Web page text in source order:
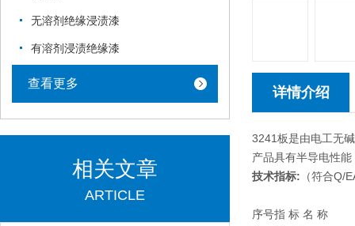
无溶剂绝缘浸渍漆
有溶剂浸渍绝缘漆
查看更多
相关文章
ARTICLE
详情介绍
3241板是由电工无
产品具有半导电性
技术指标: （符合Q/
序号指 标 名 称